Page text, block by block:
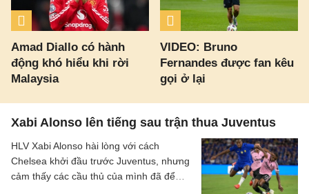
Amad Diallo có hành
động khó hiểu khi rời
Malaysia
VIDEO: Bruno
Fernandes được fan kêu
gọi ở lại
Xabi Alonso lên tiếng sau trận thua Juventus
HLV Xabi Alonso hài lòng với cách
Chelsea khởi đầu trước Juventus, nhưng
cảm thấy các cầu thủ của mình đã để